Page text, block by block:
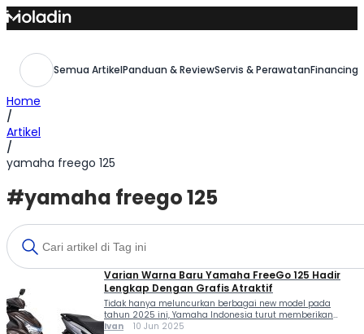
Skip
to
Semua ArtikelPanduan & ReviewServis & Perawatan
Home
/
Artikel
/
yamaha freego 125
#yamaha freego 125
Varian Warna Baru Yamaha FreeGo 125 Hadir
Lengkap Dengan Grafis Atraktif
Tidak hanya meluncurkan berbagai new model pada
tahun 2025 ini, Yamaha Indonesia turut memberikan
penyegaran pada beberapa line-up skutik termasuk di
Ivan 10 Jun 2025